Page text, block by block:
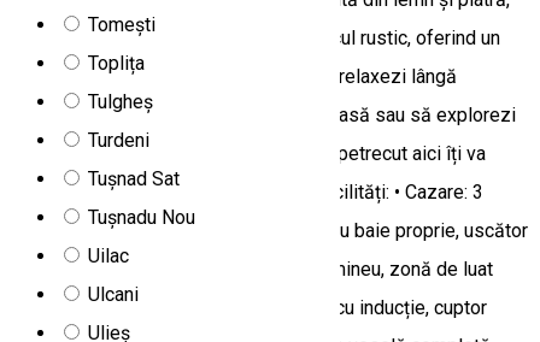
Tomești
Toplița
Tulgheș
Turdeni
Tușnad Sat
Tușnadu Nou
Uilac
Ulcani
Ulieș
Casa Anghel îmbină eleganța cu farmecul rustic, oferind un
spațiu cald și primitor. Fie că vrei să te relaxezi lângă
șemineu, să te bucuri de un apus pe terasă sau să explorezi
muntele din apropiere, fiecare moment petrecut aici îți va
încărca sufletul cu energie și liniște. Facilități: • Cazare: 3
camere duble + 1 cameră triplă (toate cu baie proprie, uscător
de păr, Smart TV) • Living: Canapea, șemineu, zonă de luat
masa • Bucătărie complet utilată: Plită cu inducție, cuptor